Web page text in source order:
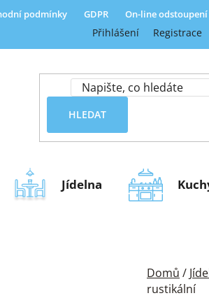
podmínky GDPR On-line
Přihlášení Registrace
HLEDAT
Jídelna
Domů /
rustikální